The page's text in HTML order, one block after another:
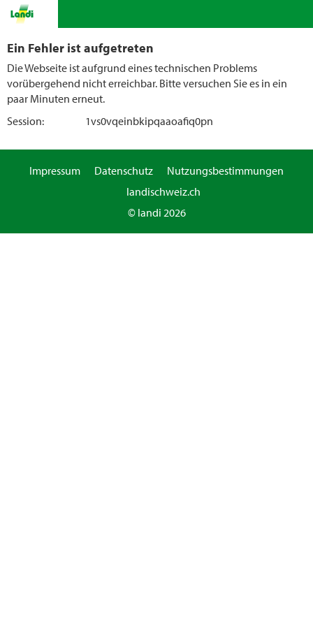
Ein Fehler ist aufgetreten
Die Webseite ist aufgrund eines technischen Problems
vorübergehend nicht erreichbar. Bitte versuchen Sie es in ein
paar Minuten erneut.
Session:
1vs0vqeinbkipqaaoafiq0pn
Impressum Datenschutz
Nutzungsbestimmungen
landischweiz.ch
© landi 2026